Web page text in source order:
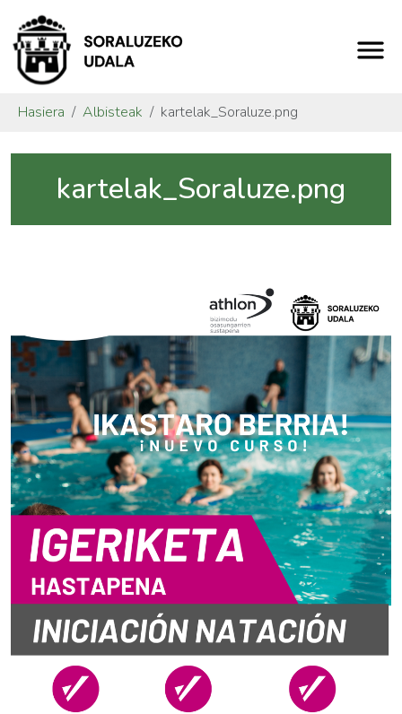
Hasiera Albisteak kartelak_Soraluze.png
kartelak_Soraluze.png